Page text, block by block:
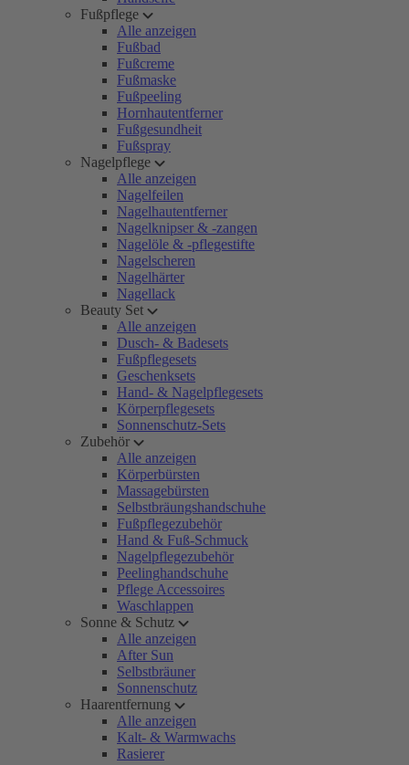
Fußpflege
Alle anzeigen
Fußbad
Fußcreme
Fußmaske
Fußpeeling
Hornhautentferner
Fußgesundheit
Fußspray
Nagelpflege
Alle anzeigen
Nagelfeilen
Nagelhautentferner
Nagelknipser & -zangen
Nagelöle & -pflegestifte
Nagelscheren
Nagelhärter
Nagellack
Beauty Set
Alle anzeigen
Dusch- & Badesets
Fußpflegesets
Geschenksets
Hand- & Nagelpflegesets
Körperpflegesets
Sonnenschutz-Sets
Zubehör
Alle anzeigen
Körperbürsten
Massagebürsten
Selbstbräungshandschuhe
Fußpflegezubehör
Hand & Fuß-Schmuck
Nagelpflegezubehör
Peelinghandschuhe
Pflege Accessoires
Waschlappen
Sonne & Schutz
Alle anzeigen
After Sun
Selbstbräuner
Sonnenschutz
Haarentfernung
Alle anzeigen
Kalt- & Warmwachs
Rasierer